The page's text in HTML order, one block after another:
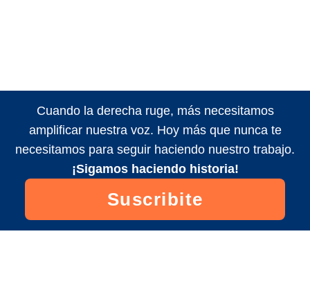
Cuando la derecha ruge, más necesitamos
amplificar nuestra voz. Hoy más que nunca te
necesitamos para seguir haciendo nuestro trabajo.
¡Sigamos haciendo historia!
Suscribite